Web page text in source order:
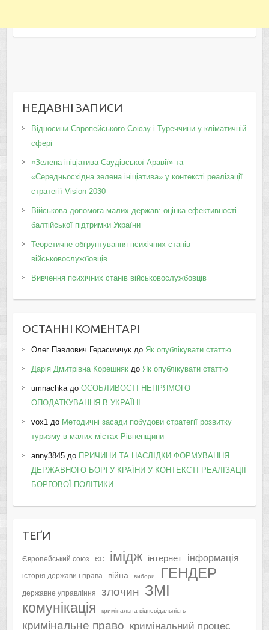
НЕДАВНІ ЗАПИСИ
Відносини Європейського Союзу і Туреччини у кліматичній
сфері
«Зелена ініціатива Саудівської Аравії» та
«Середньосхідна зелена ініціатива» у контексті реалізації
стратегії Vision 2030
Військова допомога малих держав: оцінка ефективності
балтійської підтримки України
Теоретичне обґрунтування психічних станів
військовослужбовців
Вивчення психічних станів військовослужбовців
ОСТАННІ КОМЕНТАРІ
Олег Павлович Герасимчукдо Як опублікувати статтю
Дарія Дмитрівна Корешнякдо Як опублікувати статтю
umnachkaдо ОСОБЛИВОСТІ НЕПРЯМОГО
ОПОДАТКУВАННЯ В УКРАЇНІ
vox1до Методичні засади побудови стратегії розвитку
туризму в малих містах Рівненщини
anny3845до ПРИЧИНИ ТА НАСЛІДКИ ФОРМУВАННЯ
ДЕРЖАВНОГО БОРГУ КРАЇНИ У КОНТЕКСТІ РЕАЛІЗАЦІЇ
БОРГОВОЇ ПОЛІТИКИ
ТЕҐИ
Європейський союз ЄС імідж інтернет інформація
історія держави і права війна вибори ГЕНДЕР
державне управління злочин ЗМІ
комунікація кримінальна відповідальність
кримінальне право кримінальний процес